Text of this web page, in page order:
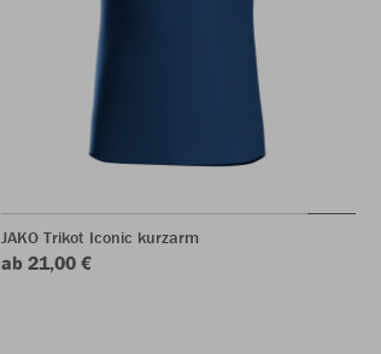
JAKO Trikot Iconic kurzarm
ab 21,00 €